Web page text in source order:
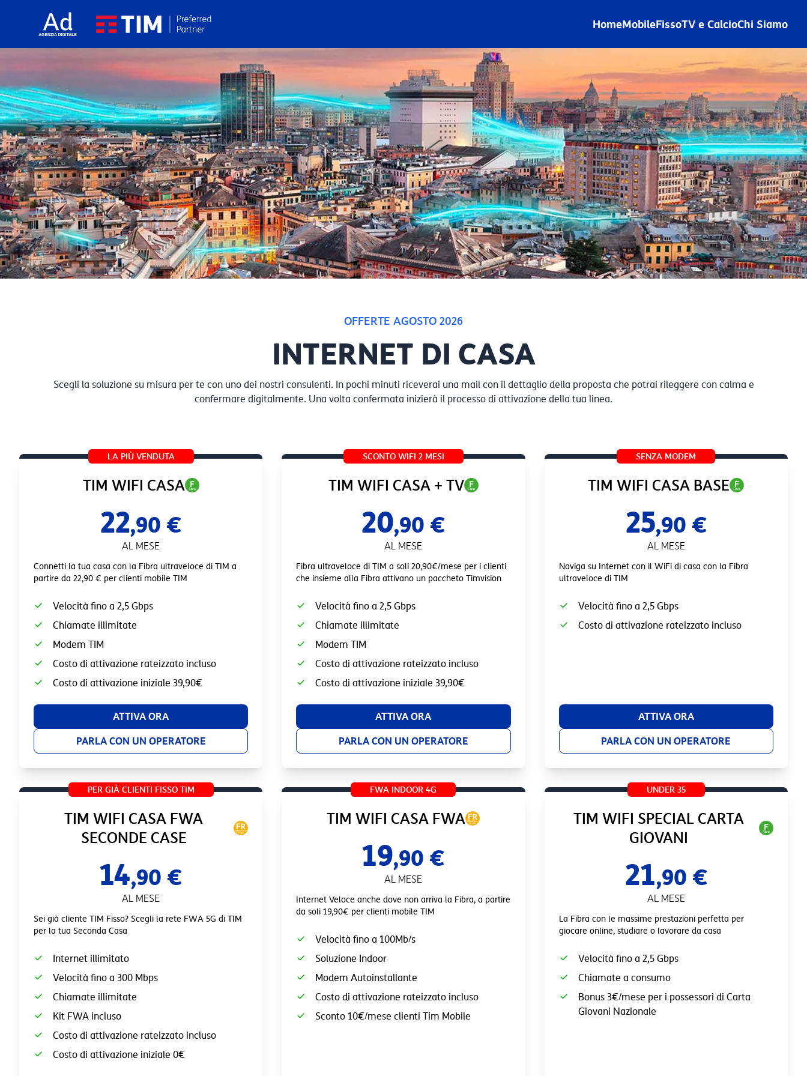
HomeMobileFissoTV e CalcioChi Siamo
OFFERTE AGOSTO 2026
INTERNET DI CASA
Scegli la soluzione su misura per te con uno dei nostri consulenti. In pochi minuti riceverai una mail con il dettaglio della proposta che potrai rileggere con calma e
confermare digitalmente. Una volta confermata inizierà il processo di attivazione della tua linea.
LA PIÙ VENDUTA
TIM WIFI CASA
22,90 €
AL MESE
Connetti la tua casa con la Fibra ultraveloce di TIM a
partire da 22,90 € per clienti mobile TIM
Velocità fino a 2,5 Gbps
Chiamate illimitate
Modem TIM
Costo di attivazione rateizzato incluso
Costo di attivazione iniziale 39,90€
ATTIVA ORA
PARLA CON UN OPERATORE
SCONTO WIFI 2 MESI
TIM WIFI CASA + TV
20,90 €
AL MESE
Fibra ultraveloce di TIM a soli 20,90€/mese per i clienti
che insieme alla Fibra attivano un paccheto Timvision
Velocità fino a 2,5 Gbps
Chiamate illimitate
Modem TIM
Costo di attivazione rateizzato incluso
Costo di attivazione iniziale 39,90€
ATTIVA ORA
PARLA CON UN OPERATORE
SENZA MODEM
TIM WIFI CASA BASE
25,90 €
AL MESE
Naviga su Internet con il WiFi di casa con la Fibra
ultraveloce di TIM
Velocità fino a 2,5 Gbps
Costo di attivazione rateizzato incluso
ATTIVA ORA
PARLA CON UN OPERATORE
PER GIÀ CLIENTI FISSO TIM
TIM WIFI CASA FWA
SECONDE CASE
14,90 €
AL MESE
Sei già cliente TIM Fisso? Scegli la rete FWA 5G di TIM
per la tua Seconda Casa
Internet illimitato
Velocità fino a 300 Mbps
Chiamate illimitate
Kit FWA incluso
Costo di attivazione rateizzato incluso
Costo di attivazione iniziale 0€
FWA INDOOR 4G
TIM WIFI CASA FWA
19,90 €
AL MESE
Internet Veloce anche dove non arriva la Fibra, a partire
da soli 19,90€ per clienti mobile TIM
Velocità fino a 100Mb/s
Soluzione Indoor
Modem Autoinstallante
Costo di attivazione rateizzato incluso
Sconto 10€/mese clienti Tim Mobile
UNDER 35
TIM WIFI SPECIAL CARTA
GIOVANI
21,90 €
AL MESE
La Fibra con le massime prestazioni perfetta per
giocare online, studiare o lavorare da casa
Velocità fino a 2,5 Gbps
Chiamate a consumo
Bonus 3€/mese per i possessori di Carta
Giovani Nazionale